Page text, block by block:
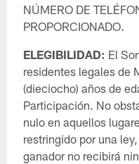
NÚMERO DE
PROPORCIONADO.
ELEGIBILIDAD: El
residentes legales de
(dieciocho) años de
Participación. No
nulo en aquellos
restringido por una
ganador no recibirá